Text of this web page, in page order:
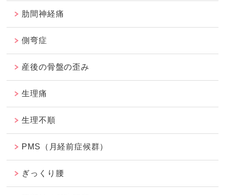
肋間神経痛
側弯症
産後の骨盤の歪み
生理痛
生理不順
PMS（月経前症候群）
ぎっくり腰